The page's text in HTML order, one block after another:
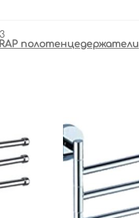
полотенцедержатели